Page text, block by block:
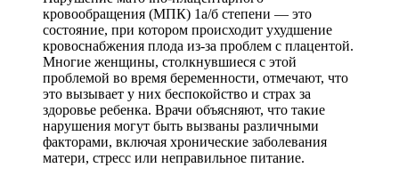
кровообращения (МПК) 1а/б степени — это
состояние, при котором происходит ухудшение
кровоснабжения плода из-за проблем с плацентой.
Многие женщины, столкнувшиеся с этой
проблемой во время беременности, отмечают, что
это вызывает у них беспокойство и страх за
здоровье ребенка. Врачи объясняют, что такие
нарушения могут быть вызваны различными
факторами, включая хронические заболевания
матери, стресс или неправильное питание.